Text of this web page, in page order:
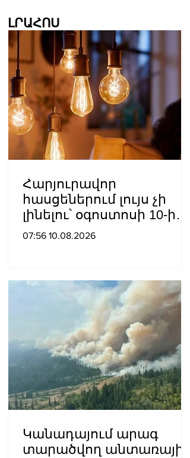
ԼՐԱՀՈՍ
Հարյուրավոր
հասցեներում լույս չի
լինելու՝ օգոստոսի 10-ին,
11-ին, 12-ին, 13-ին, 14-ին,
07:56 10.08.2026
Կանադայում արագ
տարածվող անտառային